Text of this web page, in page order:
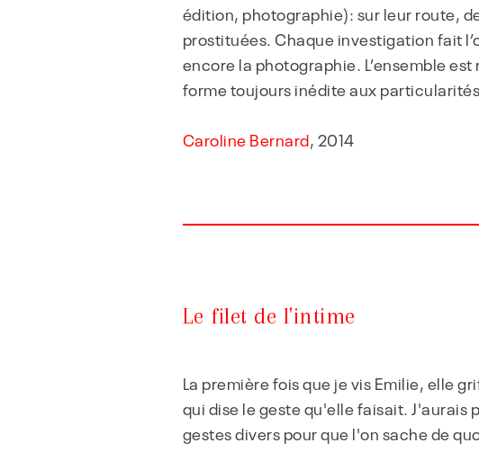
édition, photographie): sur leur route,
prostituées. Chaque investigation fait
encore la photographie. L’ensemble
forme toujours inédite aux
Caroline Bernard, 2014
Le filet de l'intime
La première fois que je vis Emilie, elle
qui dise le geste qu'elle faisait. J'aurais
gestes divers pour que l'on sache de